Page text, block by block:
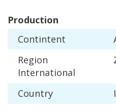
Production
Contintent
Region
International
Country